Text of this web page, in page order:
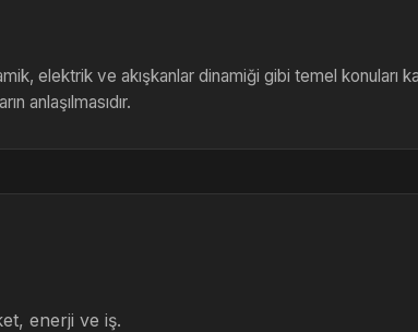
elektrik ve akışkanlar dinamiği gibi temel konuları
anlaşılmasıdır.
enerji ve iş.